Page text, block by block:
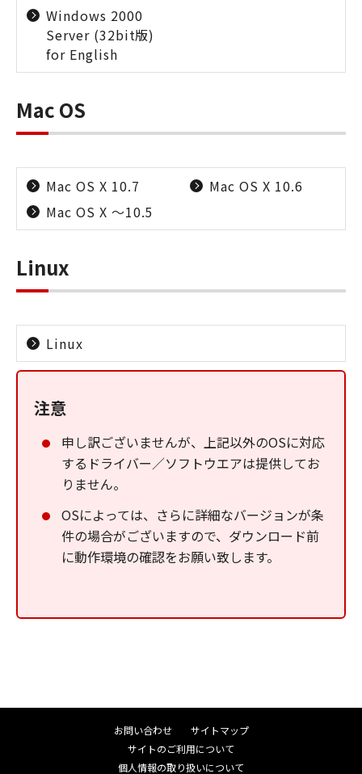
Windows 2000
Server (32bit版)
for English
Mac OS
Mac OS X 10.7
Mac OS X 10.6
Mac OS X ～10.5
Linux
Linux
注意
申し訳ございませんが、上記以外のOSに対応
するドライバー／ソフトウエアは提供してお
りません。
OSによっては、さらに詳細なバージョンが条
件の場合がございますので、ダウンロード前
に動作環境の確認をお願い致します。
お問い合わせ
サイトマップ
サイトのご利用について
個人情報の取り扱いについて